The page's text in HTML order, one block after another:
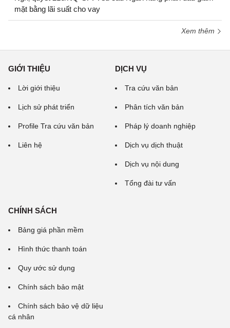
mặt bằng lãi suất cho vay
Xem thêm
GIỚI THIỆU
Lời giới thiệu
Lịch sử phát triển
Profile Tra cứu văn bản
Liên hệ
DỊCH VỤ
Tra cứu văn bản
Phân tích văn bản
Pháp lý doanh nghiệp
Dịch vụ dịch thuật
Dịch vụ nội dung
Tổng đài tư vấn
CHÍNH SÁCH
Bảng giá phần mềm
Hình thức thanh toán
Quy ước sử dụng
Chính sách bảo mật
Chính sách bảo vệ dữ liệu
cá nhân